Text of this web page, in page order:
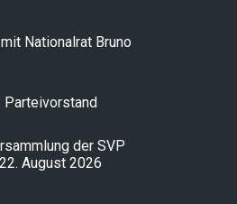
Nationalrat Bruno
der SVP
August 2026